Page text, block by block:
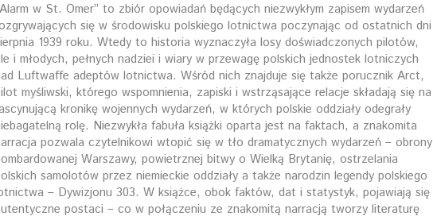
w St. Omer” to zbiór opowiadań będących niezwykłym zapisem wydarzeń
się w środowisku polskiego lotnictwa poczynając od ostatnich dni
1939 roku. Wtedy to historia wyznaczyła losy doświadczonych pilotów,
i młodych, pełnych nadziei i wiary w przewagę polskich jednostek lotniczych
Luftwaffe adeptów lotnictwa. Wśród nich znajduje się także porucznik Arct,
myśliwski, którego wspomnienia, zapiski i wstrząsające relacje składają się na
kronikę wojennych wydarzeń, w których polskie oddziały odegrały
rolę. Niezwykła fabuła książki oparta jest na faktach, a znakomita
pozwala czytelnikowi wtopić się w tło dramatycznych wydarzeń – obrony
Warszawy, powietrznej bitwy o Wielką Brytanię, ostrzelania
samolotów przez niemieckie oddziały a także narodzin legendy polskiego
– Dywizjonu 303. W książce, obok faktów, dat i statystyk, pojawiają się
postaci – co w połączeniu ze znakomitą narracją tworzy literaturę